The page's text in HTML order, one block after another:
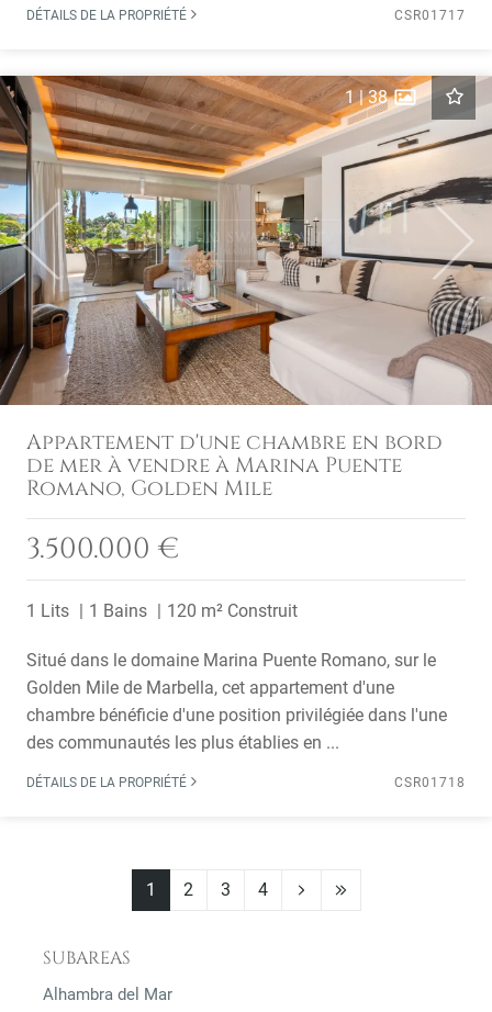
DÉTAILS DE LA PROPRIÉTÉ CSR01717
Previous Next
1|38
Appartement d'une chambre en bord
de mer à vendre à Marina Puente
Romano, Golden Mile
3.500.000 €
1 Lits 1 Bains 120 m² Construit
Situé dans le domaine Marina Puente Romano, sur le
Golden Mile de Marbella, cet appartement d'une
chambre bénéficie d'une position privilégiée dans l'une
des communautés les plus établies en ...
DÉTAILS DE LA PROPRIÉTÉ CSR01718
1 2 3 4
SUBAREAS
Alhambra del Mar